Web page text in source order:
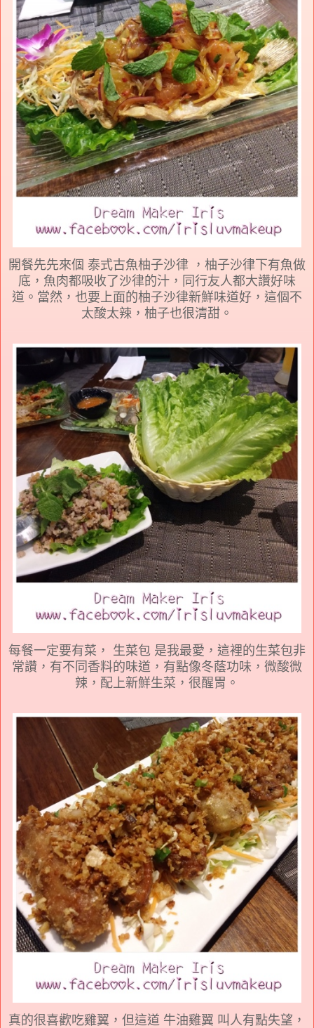
開餐先先來個 泰式古魚柚子沙律 ，柚子沙律下有魚做
底，魚肉都吸收了沙律的汁，同行友人都大讚好味
道。當然，也要上面的柚子沙律新鮮味道好，這個不
太酸太辣，柚子也很清甜。
每餐一定要有菜， 生菜包 是我最愛，這裡的生菜包非
常讚，有不同香料的味道，有點像冬蔭功味，微酸微
辣，配上新鮮生菜，很醒胃。
真的很喜歡吃雞翼，但這道 牛油雞翼 叫人有點失望，